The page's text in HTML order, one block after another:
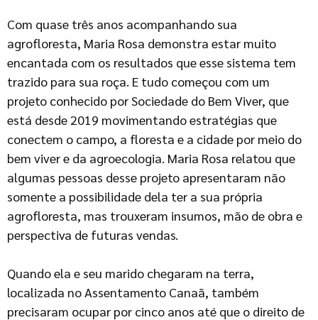
Com quase três anos acompanhando sua
agrofloresta, Maria Rosa demonstra estar muito
encantada com os resultados que esse sistema tem
trazido para sua roça. E tudo começou com um
projeto conhecido por Sociedade do Bem Viver, que
está desde 2019 movimentando estratégias que
conectem o campo, a floresta e a cidade por meio do
bem viver e da agroecologia. Maria Rosa relatou que
algumas pessoas desse projeto apresentaram não
somente a possibilidade dela ter a sua própria
agrofloresta, mas trouxeram insumos, mão de obra e
perspectiva de futuras vendas.
Quando ela e seu marido chegaram na terra,
localizada no Assentamento Canaã, também
precisaram ocupar por cinco anos até que o direito de